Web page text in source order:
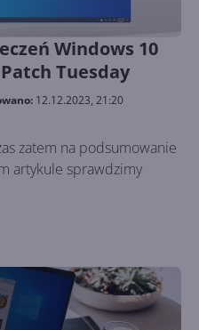
Windows 10
Tuesday
12.12.2023, 21:20
zatem na podsumowanie
artykule sprawdzimy